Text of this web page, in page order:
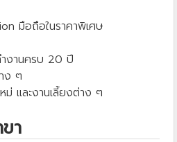
มือถือในราคาพิเศษ
ำงานครบ 20 ปี
ง ๆ
ม่ และงานเลี้ยงต่าง ๆ
า